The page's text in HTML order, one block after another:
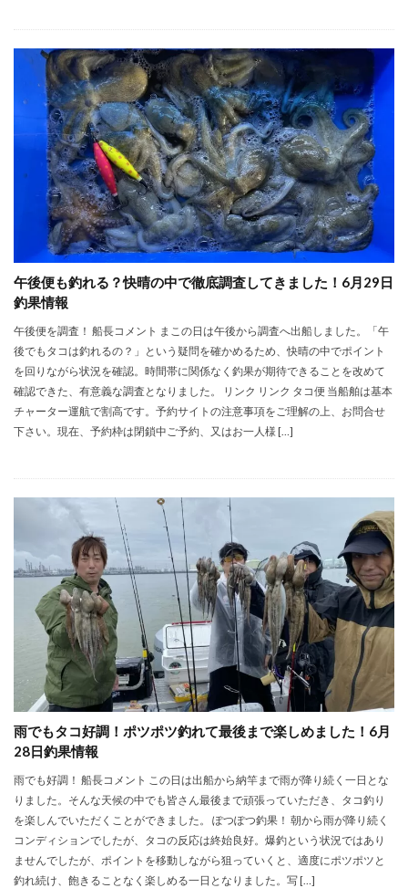
午後便も釣れる？快晴の中で徹底調査してきました！6月29日
釣果情報
午後便を調査！ 船長コメント まこの日は午後から調査へ出船しました。「午
後でもタコは釣れるの？」という疑問を確かめるため、快晴の中でポイント
を回りながら状況を確認。時間帯に関係なく釣果が期待できることを改めて
確認できた、有意義な調査となりました。 リンク リンク タコ便 当船舶は基本
チャーター運航で割高です。予約サイトの注意事項をご理解の上、お問合せ
下さい。現在、予約枠は閉鎖中ご予約、又はお一人様 […]
雨でもタコ好調！ポツポツ釣れて最後まで楽しめました！6月
28日釣果情報
雨でも好調！ 船長コメント この日は出船から納竿まで雨が降り続く一日とな
りました。そんな天候の中でも皆さん最後まで頑張っていただき、タコ釣り
を楽しんでいただくことができました。 ぽつぽつ釣果！ 朝から雨が降り続く
コンディションでしたが、タコの反応は終始良好。爆釣という状況ではあり
ませんでしたが、ポイントを移動しながら狙っていくと、適度にポツポツと
釣れ続け、飽きることなく楽しめる一日となりました。写 […]